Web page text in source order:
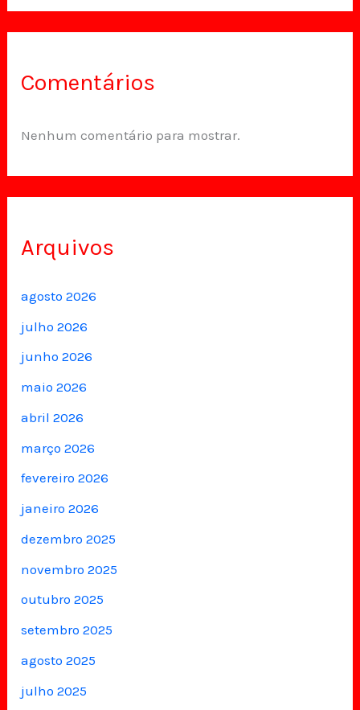
Comentários
Nenhum comentário para mostrar.
Arquivos
agosto 2026
julho 2026
junho 2026
maio 2026
abril 2026
março 2026
fevereiro 2026
janeiro 2026
dezembro 2025
novembro 2025
outubro 2025
setembro 2025
agosto 2025
julho 2025